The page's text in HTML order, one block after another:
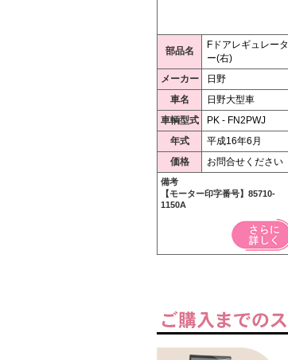
部品名
Fドアレギュレータ
ー(右)
メーカー
日野
車名
日野大型車
車輌型式
PK - FN2PWJ
年式
平成16年6月
価格
お問合せください
備考
【モーター印字番号】85710-
1150A